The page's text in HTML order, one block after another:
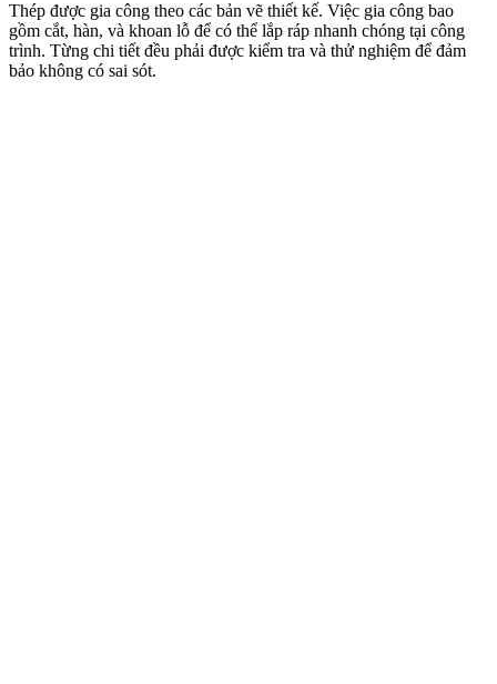
Thép được gia công theo các bản vẽ thiết kế. Việc gia công bao
gồm cắt, hàn, và khoan lỗ để có thể lắp ráp nhanh chóng tại công
trình. Từng chi tiết đều phải được kiểm tra và thử nghiệm để đảm
bảo không có sai sót.